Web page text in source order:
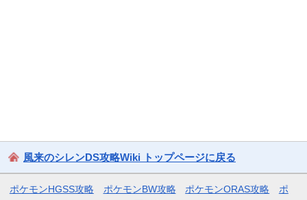
風来のシレンDS攻略Wiki トップページに戻る
ポケモンHGSS攻略 ポケモンBW攻略 ポケモンORAS攻略
ポ